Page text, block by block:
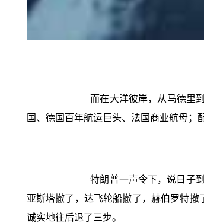
而在大洋彼岸，从马德里
国、德国百年航运巨头、法国商业航母
特朗普一声令下，说日子
亚斯塔撤了，达飞轮船撤了，赫伯罗特
诚实地往后退了三步。